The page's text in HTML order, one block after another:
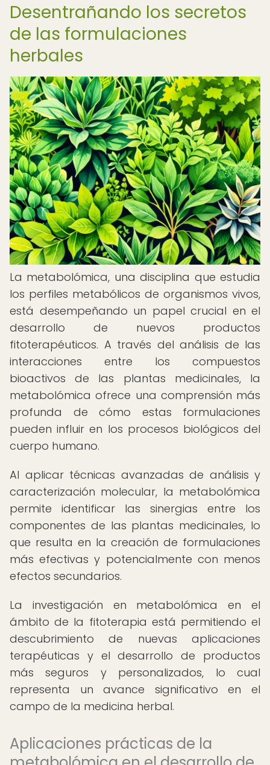
Desentrañando los secretos
de las formulaciones
herbales
La metabolómica, una disciplina que estudia
los perfiles metabólicos de organismos vivos,
está desempeñando un papel crucial en el
desarrollo de nuevos productos
fitoterapéuticos. A través del análisis de las
interacciones entre los compuestos
bioactivos de las plantas medicinales, la
metabolómica ofrece una comprensión más
profunda de cómo estas formulaciones
pueden influir en los procesos biológicos del
cuerpo humano.
Al aplicar técnicas avanzadas de análisis y
caracterización molecular, la metabolómica
permite identificar las sinergias entre los
componentes de las plantas medicinales, lo
que resulta en la creación de formulaciones
más efectivas y potencialmente con menos
efectos secundarios.
La investigación en metabolómica en el
ámbito de la fitoterapia está permitiendo el
descubrimiento de nuevas aplicaciones
terapéuticas y el desarrollo de productos
más seguros y personalizados, lo cual
representa un avance significativo en el
campo de la medicina herbal.
Aplicaciones prácticas de la